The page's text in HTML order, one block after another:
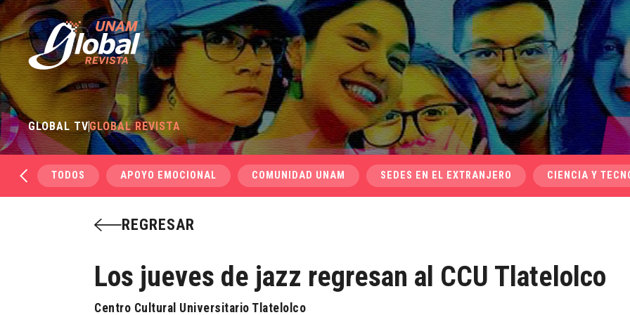
GLOBAL TVGLOBAL REVISTA
TODOS APOYO EMOCIONAL COMUNIDAD UNAM SEDES EN EL EXTRANJERO CIENCIA Y
REGRESAR
Los jueves de jazz regresan al CCU Tlatelolco
Centro Cultural Universitario Tlatelolco